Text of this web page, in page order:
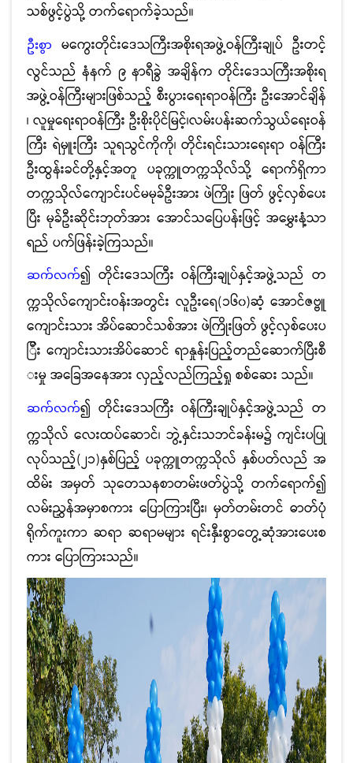
သစ်ဖွင့်ပွဲသို့ တက်ရောက်ခဲ့သည်။
ဦးစွာ
မကွေးတိုင်းဒေသကြီးအစိုးရအဖွဲ့ဝန်ကြီးချုပ် ဦးတင့်
လွင်သည် နံနက် ၉ နာရီခွဲ အချိန်က တိုင်းဒေသကြီးအစိုးရ
အဖွဲ့ဝန်ကြီးများဖြစ်သည့် စီးပွားရေးရာဝန်ကြီး ဦးအောင်ချိန်
၊ လူမှုရေးရာဝန်ကြီး ဦးစိုးပိုင်မြင့်၊လမ်းပန်းဆက်သွယ်ရေးဝန်
ကြီး ရဲမှူးကြီး သူရသွင်ကိုကို၊ တိုင်းရင်းသားရေးရာ ဝန်ကြီး
ဦးထွန်းခင်တို့နှင့်အတူ ပခုက္ကူတက္ကသိုလ်သို့ ရောက်ရှိကာ
တက္ကသိုလ်ကျောင်းပင်မမုခ်ဦးအား ဖဲကြိုး ဖြတ် ဖွင့်လှစ်ပေး
ပြီး မုခ်ဦးဆိုင်းဘုတ်အား အောင်သပြေပန်းဖြင့် အမွှေးနံ့သာ
ရည် ပက်ဖြန်းခဲ့ကြသည်။
ဆက်လက်၍ တိုင်းဒေသကြီး ဝန်ကြီးချုပ်နှင့်အဖွဲ့သည် တ
က္ကသိုလ်ကျောင်းဝန်းအတွင်း လူဦးရေ(၁၆၀)ဆံ့ အောင်ဇဗ္ဗူ
ကျောင်းသား အိပ်ဆောင်သစ်အား ဖဲကြိုးဖြတ် ဖွင့်လှစ်ပေးပ
ြီး ကျောင်းသားအိပ်ဆောင် ရာနှုန်းပြည့်တည်ဆောက်ပြီးစီ
းမှု အခြေအနေအား လှည့်လည်ကြည့်ရှု စစ်ဆေး သည်။
ဆက်လက်၍ တိုင်းဒေသကြီး ဝန်ကြီးချုပ်နှင့်အဖွဲ့သည် တ
က္ကသိုလ် လေးထပ်ဆောင်၊ ဘွဲ့နှင်းသဘင်ခန်းမ၌ ကျင်းပပြု
လုပ်သည့်(၂၁)နှစ်ပြည့် ပခုက္ကူတက္ကသိုလ် နှစ်ပတ်လည် အ
ထိမ်း အမှတ် သုတေသနစာတမ်းဖတ်ပွဲသို့ တက်ရောက်၍
လမ်းညွှန်အမှာစကား ပြောကြားပြီး၊ မှတ်တမ်းတင် ဓာတ်ပုံ
ရိုက်ကူးကာ ဆရာ ဆရာမများ ရင်းနှီးစွာတွေ့ဆုံအားပေးစ
ကား ပြောကြားသည်။